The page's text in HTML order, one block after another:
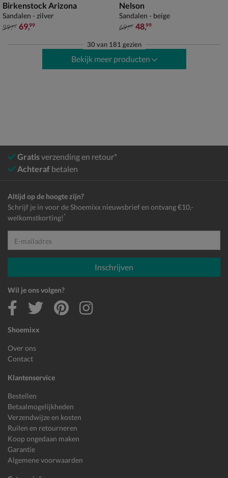
Birkenstock Arizona
Sandalen - zilver
van € 99,99 voor € 69,99
99,99 69,99
Nelson
Sandalen - beige
van € 69,99 voor € 48,99
69,99 48,99
30 van 181 gezien
Bekijk meer producten
Gratisverzending en retour*
Achteraf betalen
Shoemixx
Over ons
Contact
Klantenservice
Bestellen
Betaalmogelijkheden
Verzendwijze en kosten
Ruilen en retourneren
Koop ongedaan maken
Garantie
Algemene voorwaarden
Altijd op de hoogte zijn?
Schrijf je in voor de Shoemixx nieuwsbrief en ontvang €10,-
welkomstkorting! *
E-mailadres
Inschrijven
Wil je ons volgen?